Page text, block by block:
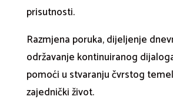
prisutnosti.
Razmjena poruka, dijeljenje
održavanje kontinuiranog
pomoći u stvaranju čvrstog
zajednički život.